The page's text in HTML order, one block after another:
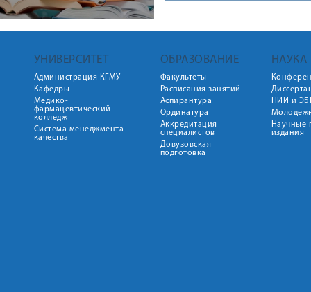
УНИВЕРСИТЕТ
Администрация КГМУ
Кафедры
Медико-
фармацевтический
колледж
Система менеджмента
качества
ОБРАЗОВАНИЕ
Факультеты
Расписания занятий
Аспирантура
Ординатура
Аккредитация
специалистов
Довузовская
подготовка
НАУКА
НИИ и
Научные
издания